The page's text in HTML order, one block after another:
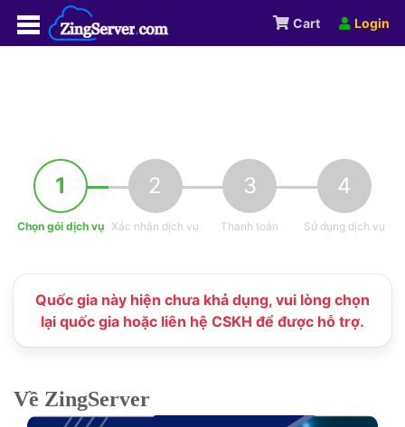
Cart Login
1
Chọn gói dịch vụ
2
Xác nhận dịch vụ
3
Thanh toán
4
Sử dụng dịch vụ
Quốc gia này hiện chưa khả dụng, vui lòng chọn
lại quốc gia hoặc liên hệ CSKH để được hỗ trợ.
Về ZingServer